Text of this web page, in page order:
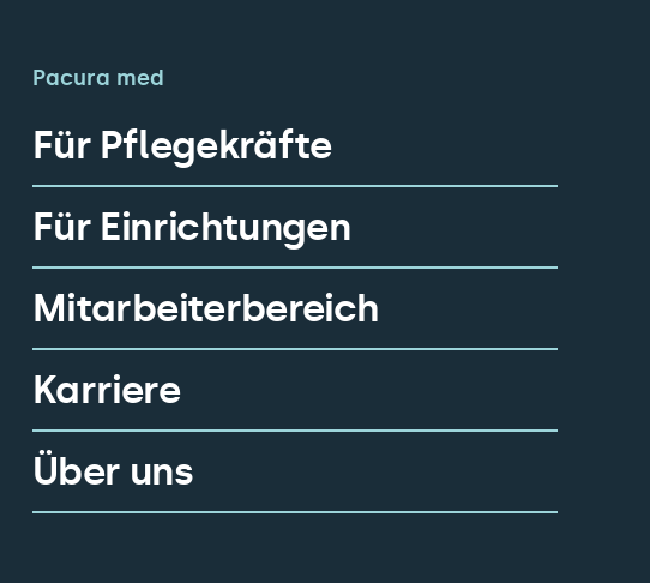
Pacura med
Für Pflegekräfte
Für Einrichtungen
Mitarbeiterbereich
Karriere
Über uns